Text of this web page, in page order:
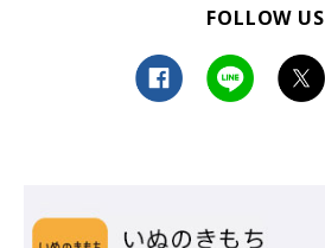
FOLLOW US